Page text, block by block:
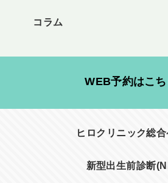
コラム
WEB予約はこ
ヒロクリニック総
新型出生前診断